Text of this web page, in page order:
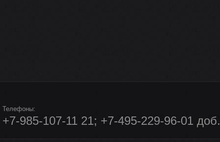
Телефоны:
+7-985-107-11 21; +7-495-229-96-01